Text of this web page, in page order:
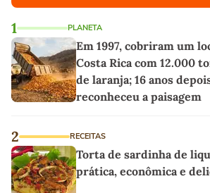
1 PLANETA
Em 1997, cobriram um
Costa Rica com 12.000
de laranja; 16 anos
reconheceu a paisagem
2 RECEITAS
Torta de sardinha de
prática, econômica e